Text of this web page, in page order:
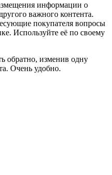
информации о
важного контента.
покупателя вопросы
Используйте её по своему
обратно, изменив одну
Очень удобно.